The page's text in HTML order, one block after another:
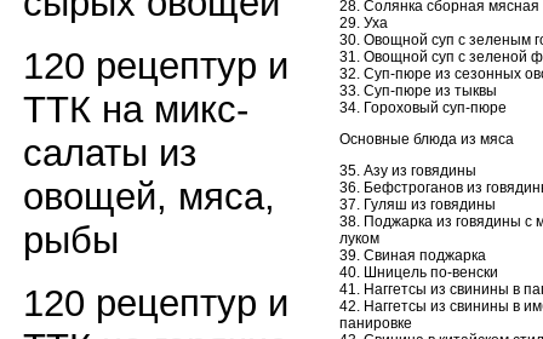
120 рецептур и
ТТК на микс-
салаты из
овощей, мяса,
рыбы
120 рецептур и
28. Солянка сборная мясная
29. Уха
30. Овощной суп с зеленым
31. Овощной суп с зеленой
32. Суп-пюре из сезонных
33. Суп-пюре из тыквы
34. Гороховый суп-пюре
Основные блюда из мяса
35. Азу из говядины
36. Бефстроганов из
37. Гуляш из говядины
38. Поджарка из говядины с
луком
39. Свиная поджарка
40. Шницель по-венски
41. Наггетсы из свинины в
42. Наггетсы из свинины в
панировке